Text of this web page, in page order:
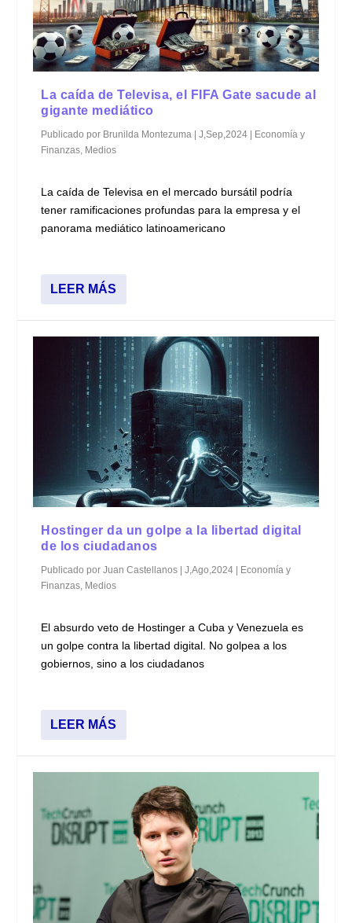
La caída de Televisa, el FIFA Gate sacude al
gigante mediático
Publicado por Brunilda Montezuma |J,Sep,2024 | Economía y
Finanzas Medios
La caída de Televisa en el mercado bursátil podría
tener ramificaciones profundas para la empresa y el
panorama mediático latinoamericano
LEER MÁS
Hostinger da un golpe a la libertad digital
de los ciudadanos
Publicado porJuan Castellanos |J,Ago,2024
Economía y
Finanzas, Medios
El absurdo veto de Hostinger a Cuba y Venezuela es
un golpe contra la libertad digital. No golpea a los
gobiernos, sino a los ciudadanos
LEER MÁS